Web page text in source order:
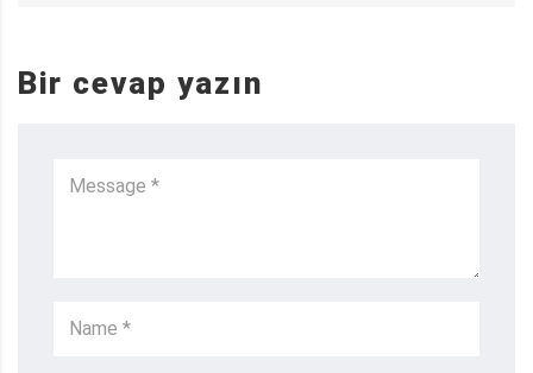
Bir cevap yazın